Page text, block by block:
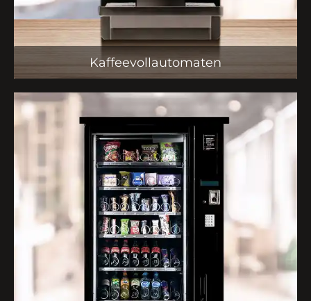
Kaffeevollautomaten